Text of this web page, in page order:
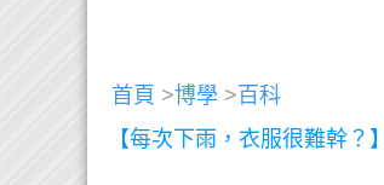
首頁 >博學 > 百科
【每次下雨，衣服很難幹